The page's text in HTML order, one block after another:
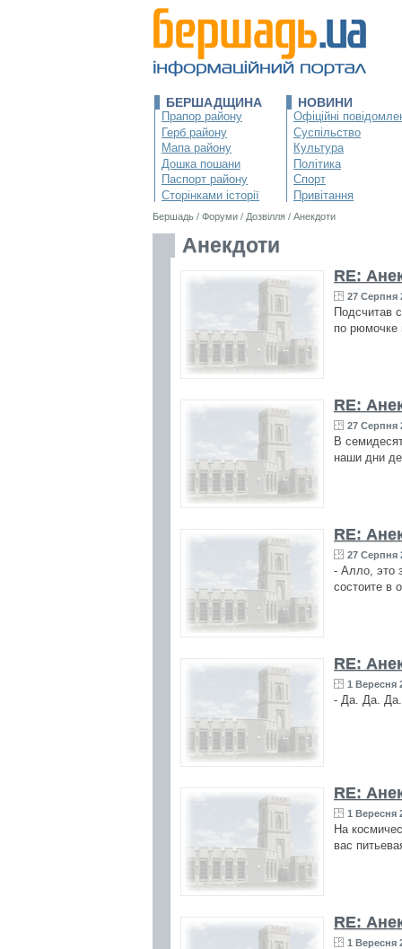
БЕРШАДЩИНА
Прапор району
Герб району
Мапа району
Дошка пошани
Паспорт району
Сторінками історії
НОВИНИ
Офіційні
Суспільство
Культура
Політика
Спорт
Привітання
Бершадь / Форуми / Дозвілля / Анекдоти
Анекдоти
RE:
27 Серпня
Подсчитав
по рюмочке
RE:
27 Серпня
В
наши дни
RE:
27 Серпня
- Алло, это
состоите в
RE:
1 Вересня
- Да. Да.
RE:
1 Вересня
На
вас
RE:
1 Вересня